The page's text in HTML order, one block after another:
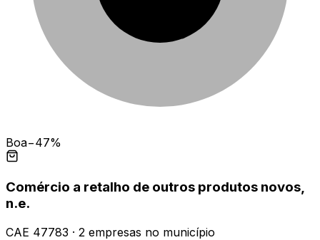
Boa−47%
Comércio a retalho de outros produtos novos,
n.e.
CAE 47783 · 2 empresas no município